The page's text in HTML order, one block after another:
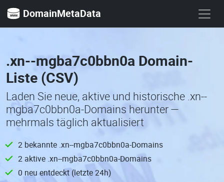
DomainMetaData
.xn--mgba7c0bbn0a Domain-
Liste (CSV)
Laden Sie neue, aktive und historische .xn--
mgba7c0bbn0a-Domains herunter —
mehrmals täglich aktualisiert
2 bekannte .xn--mgba7c0bbn0a-Domains
2 aktive .xn--mgba7c0bbn0a-Domains
0 neu entdeckt (letzte 24h)